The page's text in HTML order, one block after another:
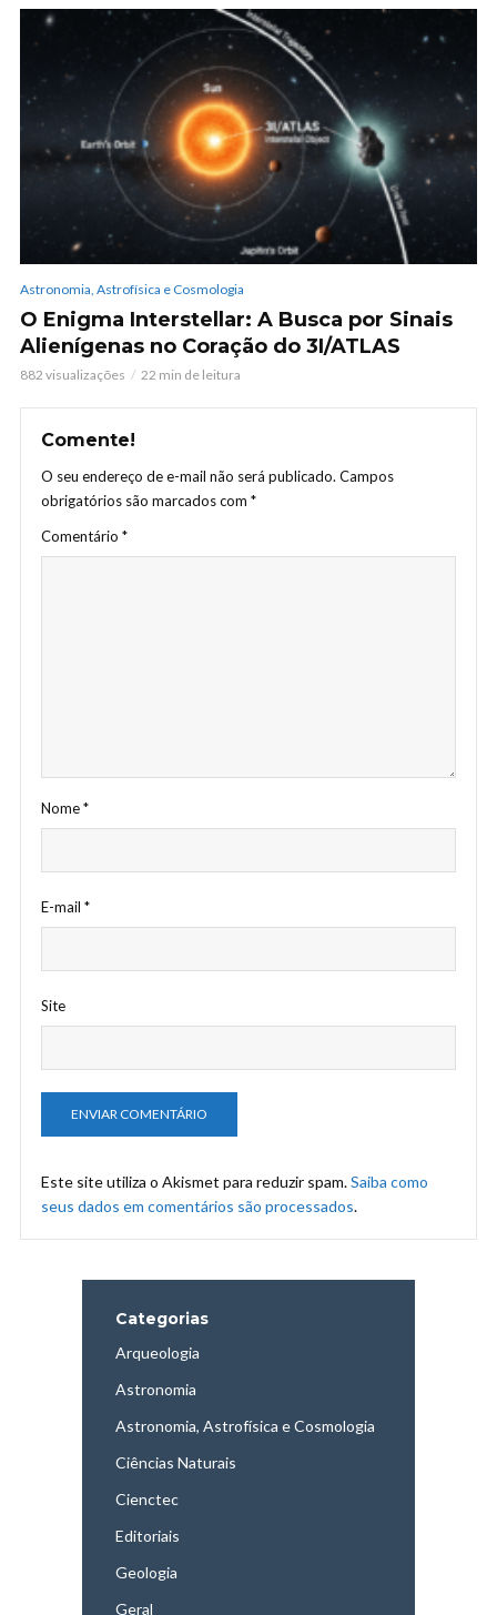
Astronomia, Astrofísica e Cosmologia
O Enigma Interstellar: A Busca por Sinais
Alienígenas no Coração do 3I/ATLAS
882 visualizações 22 min de leitura
Comente!
O seu endereço de e-mail não será publicado. Campos
obrigatórios são marcados com *
Comentário *
Nome*
E-mail *
Site
Este site utiliza o Akismet para reduzir spam.Saiba como
seus dados em comentários são processados.
Categorias
Arqueologia
Astronomia
Astronomia, Astrofísica e Cosmologia
Ciências Naturais
Cienctec
Editoriais
Geologia
Geral